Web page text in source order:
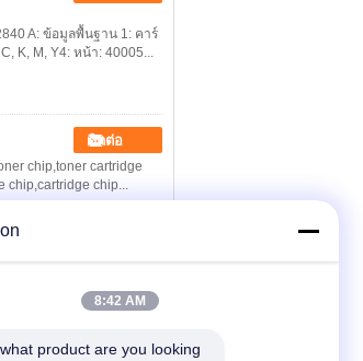
A: ข้อมูลพื้นฐาน 1: คาร์
K, M, Y4: หน้า: 40005...
ติดต่อ
chip,toner cartridge
chip,cartridge chip...
: 1: ตลับผงหมึกโทนเนอร์
Y 4: หน้า: 4000 5: ร...
8:42 AM
product are you looking